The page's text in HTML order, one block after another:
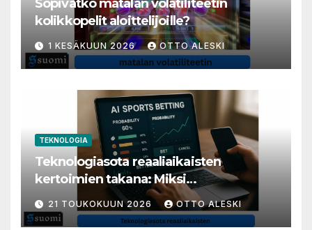
Sopivatko matalan volatiliteetin
kolikkopelit aloittelijoille?
1 KESÄKUUN 2026 OTTO ALESKI
TEKNOLOGIA
Teknologiasota reaaliaikaisten
kertoimien takana: Miksi
millisekunneista tuli livenäpyttelyn
tärkein valuutta
21 TOUKOKUUN 2026 OTTO ALESKI